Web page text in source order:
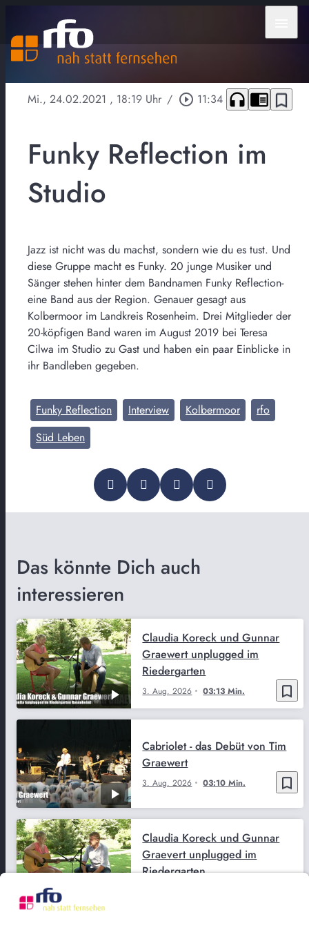
Mi., 24.02.2021 , 18:19 Uhr / play_circle_outline 11:34 headphones chrome_reader_mode bookmark_border
Funky Reflection im
Studio
Jazz ist nicht was du machst, sondern wie du es tust. Und
diese Gruppe macht es Funky. 20 junge Musiker und
Sänger stehen hinter dem Bandnamen Funky Reflection-
eine Band aus der Region. Genauer gesagt aus
Kolbermoor im Landkreis Rosenheim. Drei Mitglieder der
20-köpfigen Band waren im August 2019 bei Teresa
Cilwa im Studio zu Gast und haben ein paar Einblicke in
ihr Bandleben gegeben.
Funky Reflection Interview Kolbermoor
rfo
Süd Leben
Das könnte Dich auch
interessieren
bookmark_border
3. Aug. 2026 03:13 Min.
Claudia Koreck und Gunnar
Graewert unplugged im
Riedergarten
bookmark_border
3. Aug. 2026 03:10 Min.
Cabriolet - das Debüt von Tim
Graewert
Claudia Koreck und Gunnar
Graevert unplugged im
Riedergarten